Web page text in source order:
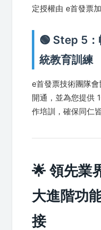
定授權由 e首發票
🟢 Step 5：
統教育訓練
e首發票技術團隊
開通，並為您提供
作培訓，確保同仁
🌟 領先業
大進階功
接